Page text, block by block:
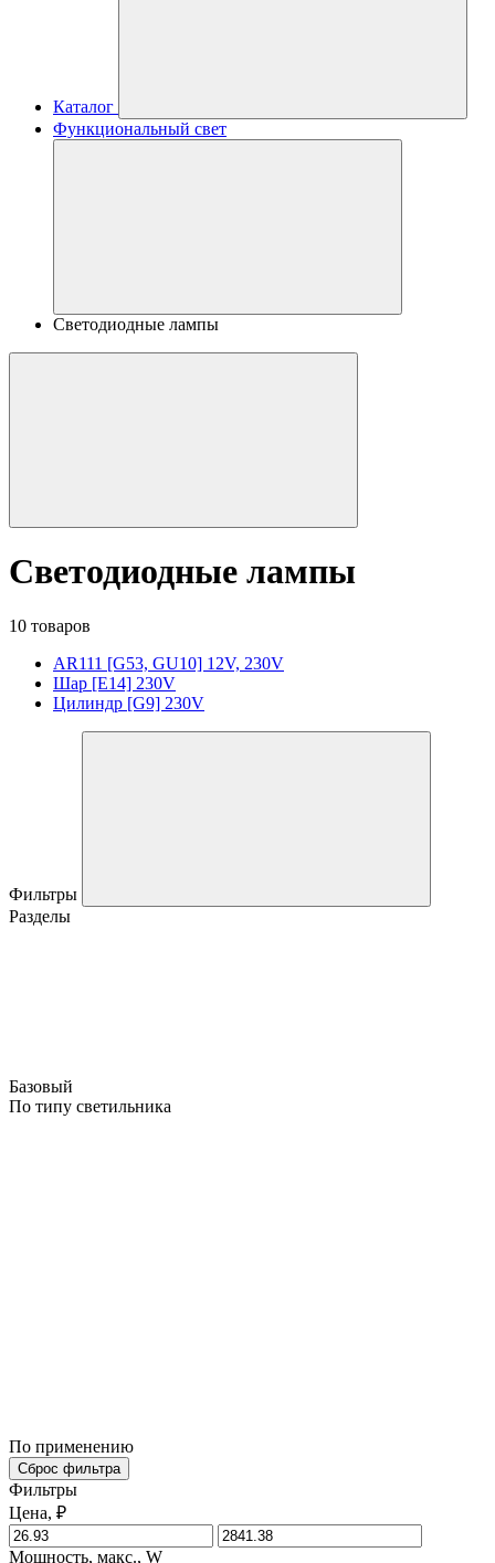
Каталог
Функциональный свет
Светодиодные лампы
Светодиодные лампы
10 товаров
AR111 [G53, GU10] 12V, 230V
Шар [E14] 230V
Цилиндр [G9] 230V
Фильтры
Разделы
Базовый
По типу светильника
По применению
Сброс фильтра
Фильтры
Цена, ₽
Мощность, макс., W